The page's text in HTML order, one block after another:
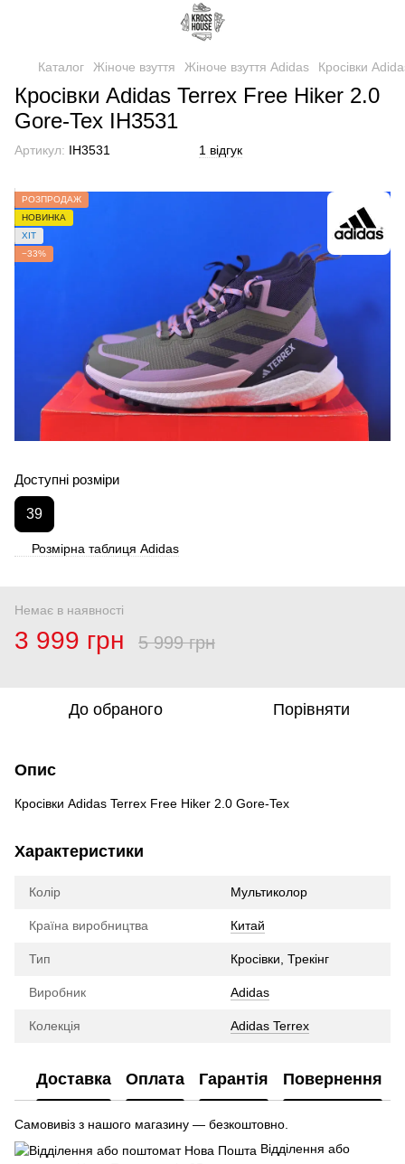
Каталог Жіноче взуття Жіноче взуття Adidas Кросівки
Кросівки Adidas Terrex Free Hiker 2.0
Gore-Tex IH3531
Артикул: IH3531 1 відгук
РОЗПРОДАЖ
НОВИНКА
ХІТ
−33%
Доступні розміри
39
Розмірна таблиця Adidas
Немає в наявності
3 999 грн 5 999 грн
До обраного Порівняти
Опис
Кросівки Adidas Terrex Free Hiker 2.0 Gore-Tex
Характеристики
Колір Мультиколор
Країна виробництва Китай
Тип Кросівки, Трекінг
Виробник Adidas
Колекція Adidas Terrex
Доставка Оплата Гарантія Повернення
Самовивіз з нашого магазину — безкоштовно.
Відділення або